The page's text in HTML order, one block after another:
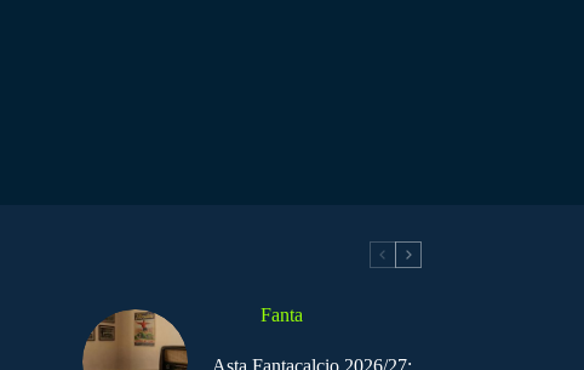
Fanta
Asta Fantacalcio 2026/27: